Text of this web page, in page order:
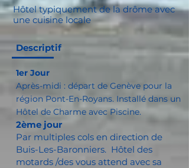
Hôtel typiquement de la drôme avec
une cuisine locale
Descriptif
1er Jour
Après-midi : départ de Genève pour la
région Pont-En-Royans. Installé dans un
Hôtel de Charme avec Piscine.
2ème jour
Par multiples cols en direction de
Buis-Les-Baronniers. Hôtel des
motards /des vous attend avec sa